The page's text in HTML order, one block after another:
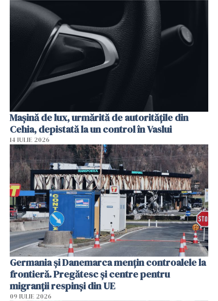
Mașină de lux, urmărită de autoritățile din
Cehia, depistată la un control în Vaslui
14 IULIE 2026
Germania și Danemarca mențin controalele la
frontieră. Pregătesc și centre pentru
migranții respinși din UE
09 IULIE 2026